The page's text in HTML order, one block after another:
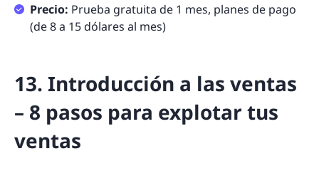
Precio: Prueba gratuita de 1 mes, planes de pago
(de 8 a 15 dólares al mes)
13. Introducción a las ventas
– 8 pasos para explotar tus
ventas